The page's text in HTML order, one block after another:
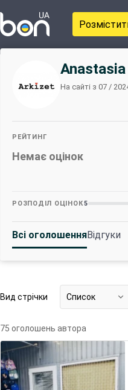
Anastasia
На сайті з 07 /
РЕЙТИНГ
Немає оцінок
РОЗПОДІЛ ОЦІНОК5
Всі оголошенняВідгуки
Вид стрічки Список
75 оголошень автора